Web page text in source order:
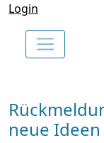
Login
neue Ideen